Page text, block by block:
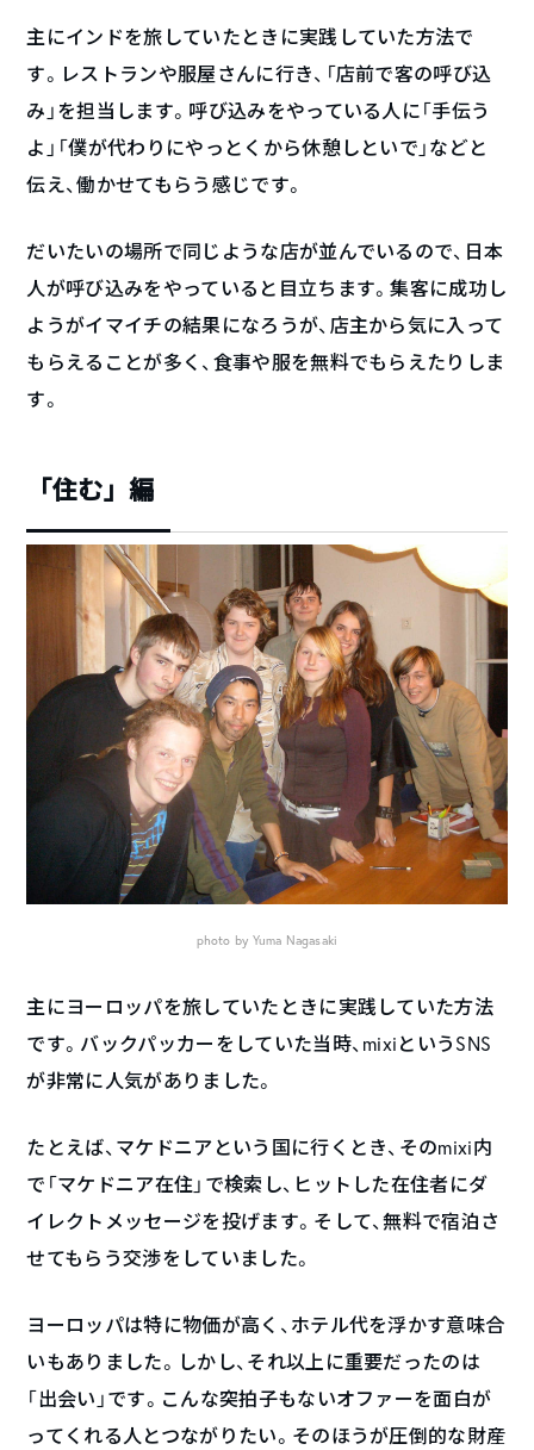
主にインドを旅していたときに実践していた方法で
す。レストランや服屋さんに行き、「店前で客の呼び込
み」を担当します。呼び込みをやっている人に「手伝う
よ」「僕が代わりにやっとくから休憩しといで」などと
伝え、働かせてもらう感じです。
だいたいの場所で同じような店が並んでいるので、日本
人が呼び込みをやっていると目立ちます。集客に成功し
ようがイマイチの結果になろうが、店主から気に入って
もらえることが多く、食事や服を無料でもらえたりしま
す。
「住む」編
photo by Yuma Nagasaki
主にヨーロッパを旅していたときに実践していた方法
です。バックパッカーをしていた当時、mixiというSNS
が非常に人気がありました。
たとえば、マケドニアという国に行くとき、そのmixi内
で「マケドニア在住」で検索し、ヒットした在住者にダ
イレクトメッセージを投げます。そして、無料で宿泊さ
せてもらう交渉をしていました。
ヨーロッパは特に物価が高く、ホテル代を浮かす意味合
いもありました。しかし、それ以上に重要だったのは
「出会い」です。こんな突拍子もないオファーを面白が
ってくれる人とつながりたい。そのほうが圧倒的な財産